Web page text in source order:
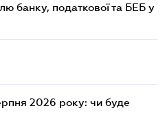
банку, податкової та БЕБ у
2026 року: чи буде